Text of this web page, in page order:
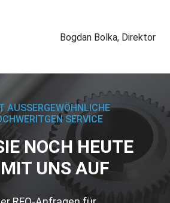
Bogdan Bolka, Direktor
AUSSERGEWÖHNLICHE
SERVICE
NOCH HEUTE
UNS AUF